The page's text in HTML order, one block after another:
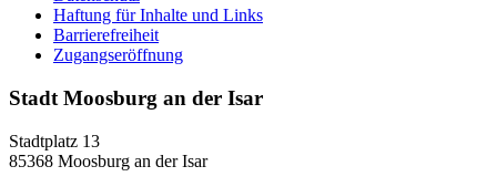
Haftung für Inhalte und Links
Barrierefreiheit
Zugangseröffnung
Stadt Moosburg an der Isar
Stadtplatz 13
85368 Moosburg an der Isar